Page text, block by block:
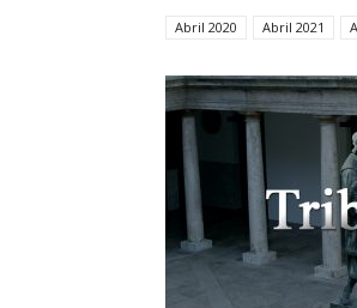
Abril 2020 Abril 2021